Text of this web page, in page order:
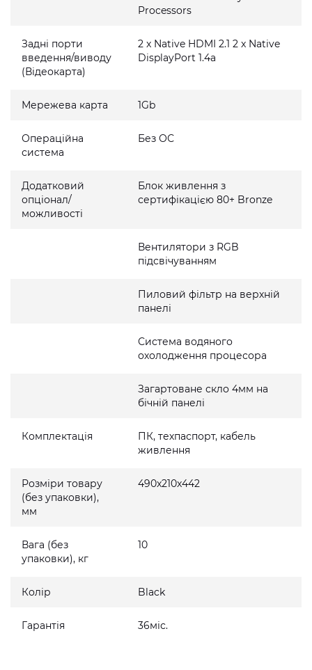
Processors
Задні порти
введення/виводу
(Відеокарта)
2 x Native HDMI 2.1 2 x Native
DisplayPort 1.4a
Мережева карта 1Gb
Операційна
система
Без ОС
Додатковий
опціонал/
можливості
Блок живлення з
сертифікацією 80+ Bronze
Вентилятори з RGB
підсвічуванням
Пиловий фільтр на верхній
панелі
Система водяного
охолодження процесора
Загартоване скло 4мм на
бічній панелі
Комплектація
ПК, техпаспорт, кабель
живлення
Розміри товару
(без упаковки),
мм
490x210x442
Вага (без
упаковки), кг
10
Колір Black
Гарантія 36міс.